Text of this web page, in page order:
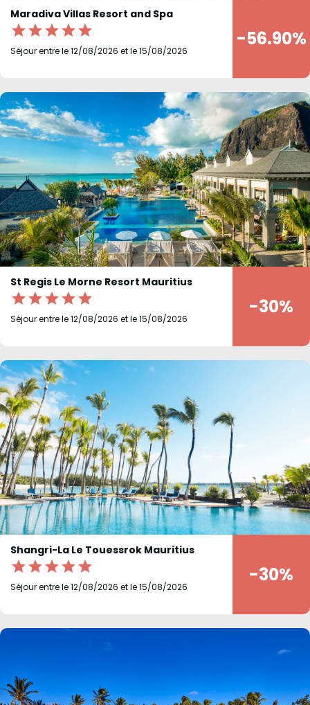
Maradiva Villas Resort and Spa
starstarstarstarstar
Séjour entre le 12/08/2026 et le 15/08/2026
-56.90%
St Regis Le Morne Resort Mauritius
starstarstarstarstar
Séjour entre le 12/08/2026 et le 15/08/2026
-30%
Shangri-La Le Touessrok Mauritius
starstarstarstarstar
Séjour entre le 12/08/2026 et le 15/08/2026
-30%